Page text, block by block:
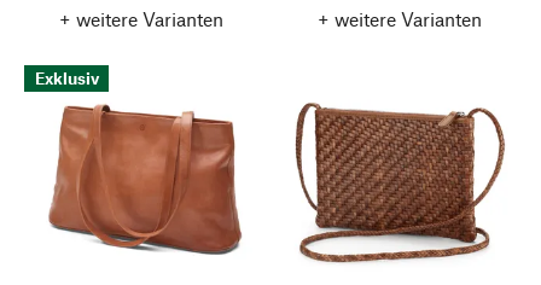
+ weitere Varianten
+ weitere Varianten
Exklusiv